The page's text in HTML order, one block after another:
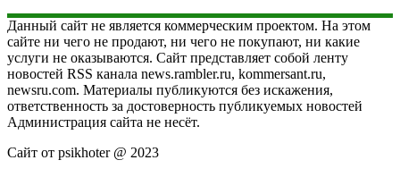
Данный сайт не является коммерческим проектом. На этом
сайте ни чего не продают, ни чего не покупают, ни какие
услуги не оказываются. Сайт представляет собой ленту
новостей RSS канала news.rambler.ru, kommersant.ru,
newsru.com. Материалы публикуются без искажения,
ответственность за достоверность публикуемых новостей
Администрация сайта не несёт.
Сайт от psikhoter @ 2023